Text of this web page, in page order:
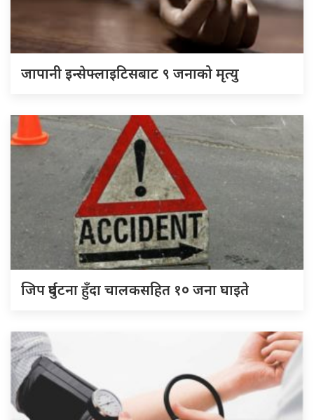
जापानी इन्सेफ्लाइटिसबाट ९ जनाको मृत्यु
जिप दुर्घटना हुँदा चालकसहित १० जना घाइते